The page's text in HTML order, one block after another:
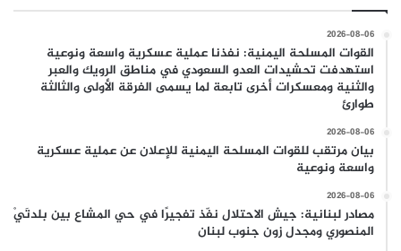
2026-08-06
القوات المسلحة اليمنية: نفذنا عملية عسكرية واسعة ونوعية
استهدفت تحشيدات العدو السعودي في مناطق الرويك والعبر
والثنية ومعسكرات أخرى تابعة لما يسمى الفرقة الأولى والثالثة
طوارئ
2026-08-06
بيان مرتقب للقوات المسلحة اليمنية للإعلان عن عملية عسكرية
واسعة ونوعية
2026-08-06
مصادر لبنانية: جيش الاحتلال نفّذ تفجيرًا في حي المشاع بين بلدتَيْ
المنصوري ومجدل زون جنوب لبنان